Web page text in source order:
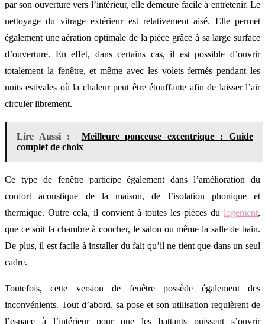
par son ouverture vers l’intérieur, elle demeure facile à entretenir. Le
nettoyage du vitrage extérieur est relativement aisé. Elle permet
également une aération optimale de la pièce grâce à sa large surface
d’ouverture. En effet, dans certains cas, il est possible d’ouvrir
totalement la fenêtre, et même avec les volets fermés pendant les
nuits estivales où la chaleur peut être étouffante afin de laisser l’air
circuler librement.
Lire Aussi :
Meilleure ponceuse excentrique : Guide
complet de choix
Ce type de fenêtre participe également dans l’amélioration du
confort acoustique de la maison, de l’isolation phonique et
thermique. Outre cela, il convient à toutes les pièces du logement,
que ce soit la chambre à coucher, le salon ou même la salle de bain.
De plus, il est facile à installer du fait qu’il ne tient que dans un seul
cadre.
Toutefois, cette version de fenêtre possède également des
inconvénients. Tout d’abord, sa pose et son utilisation requièrent de
l’espace à l’intérieur pour que les battants puissent s’ouvrir